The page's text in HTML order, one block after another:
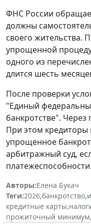
ФНС России
должны
своего жительства.
упрощенной
одного из
длится шесть
После проверки
"Единый
банкротстве". Через
При этом
упрощенное
арбитражный суд,
платежеспособности.
Авторы:Елена Букач
Теги:2026,банкротство,
кредитные карты,
прожиточный минимум,